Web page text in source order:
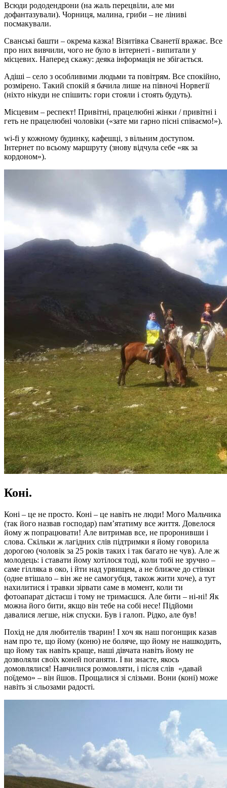
Всюди рододендрони (на жаль перецвіли, але ми
дофантазували). Чорниця, малина, гриби – не ліниві
посмакували.
Сванські башти – окрема казка! Візитівка Сванетії вражає. Все
про них вивчили, чого не було в інтернеті - випитали у
місцевих. Наперед скажу: деяка інформація не збігається.
Адіші – село з особливими людьми та повітрям. Все спокійно,
розмірено. Такий спокій я бачила лише на півночі Норвегії
(ніхто нікуди не спішить: гори стояли і стоять будуть).
Місцевим – респект! Привітні, працелюбні жінки / привітні і
геть не працелюбні чоловіки («зате ми гарно пісні співаємо!»).
wi-fi у кожному будинку, кафешці, з вільним доступом.
Інтернет по всьому маршруту (знову відчула себе «як за
кордоном»).
Коні.
Коні – це не просто. Коні – це навіть не люди! Мого Мальчика
(так його назвав господар) пам’ятатиму все життя. Довелося
йому ж попрацювати! Але витримав все, не проронивши і
слова. Скільки ж лагідних слів підтримки я йому говорила
дорогою (чоловік за 25 років таких і так багато не чув). Але ж
молодець: і ставати йому хотілося тоді, коли тобі не зручно –
саме гілляка в око, і йти над урвищем, а не ближче до стінки
(одне втішало – він же не самогубця, також жити хоче), а тут
нахилитися і травки зірвати саме в момент, коли ти
фотоапарат дістаєш і тому не тримаєшся. Але бити – ні-ні! Як
можна його бити, якщо він тебе на собі несе! Підйоми
давалися легше, ніж спуски. Був і галоп. Рідко, але був!
Похід не для любителів тварин! І хоч як наш погонщик казав
нам про те, що йому (коню) не боляче, що йому не нашкодить,
що йому так навіть краще, наші дівчата навіть йому не
дозволяли своїх коней поганяти. І ви знаєте, якось
домовлялися! Навчилися розмовляти, і після слів «давай
поїдемо» – він йшов. Прощалися зі слізьми. Вони (коні) може
навіть зі сльозами радості.